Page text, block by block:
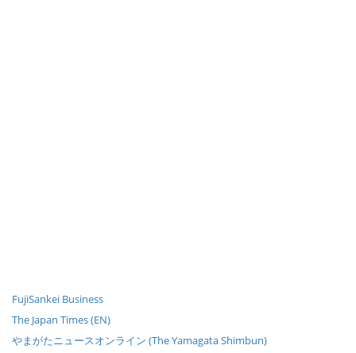
FujiSankei Business
The Japan Times (EN)
やまがたニュースオンライン (The Yamagata Shimbun)